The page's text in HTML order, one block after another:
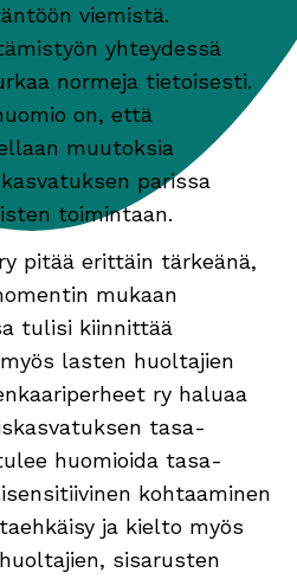
viemistä.
yhteydessä
normeja tietoisesti.
on, että
muutoksia
parissa
toimintaan.
pitää erittäin tärkeänä,
mukaan
tulisi kiinnittää
lasten huoltajien
ry haluaa
tasa-
huomioida tasa-
kohtaaminen
ja kielto myös
sisarusten